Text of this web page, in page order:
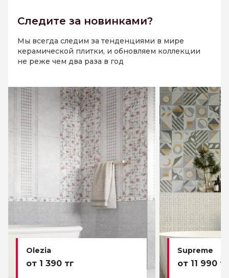
Следите за новинками?
Мы всегда следим за тенденциями в мире
керамической плитки, и обновляем коллекции
не реже чем два раза в год
Olezia
от 1 390 тг
Supreme
от 11 990 тг